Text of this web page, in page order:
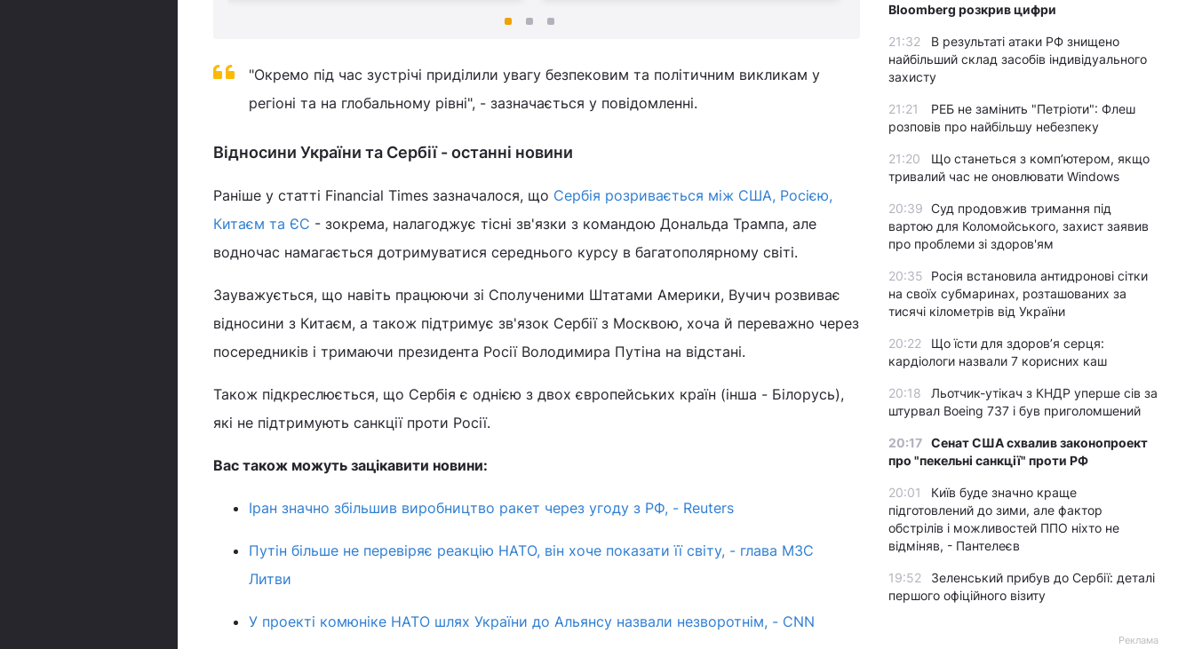
"Окремо під час зустрічі приділили увагу безпековим та політичним викликам у
регіоні та на глобальному рівні", - зазначається у повідомленні.
Відносини України та Сербії - останні новини
Раніше у статті Financial Times зазначалося, що Сербія розривається між США, Росією,
Китаєм та ЄС - зокрема, налагоджує тісні зв'язки з командою Дональда Трампа, але
водночас намагається дотримуватися середнього курсу в багатополярному світі.
Зауважується, що навіть працюючи зі Сполученими Штатами Америки, Вучич розвиває
відносини з Китаєм, а також підтримує зв'язок Сербії з Москвою, хоча й переважно через
посередників і тримаючи президента Росії Володимира Путіна на відстані.
Також підкреслюється, що Сербія є однією з двох європейських країн (інша - Білорусь),
які не підтримують санкції проти Росії.
Вас також можуть зацікавити новини:
Іран значно збільшив виробництво ракет через угоду з РФ, - Reuters
Путін більше не перевіряє реакцію НАТО, він хоче показати її світу, - глава МЗС
Литви
У проекті комюніке НАТО шлях України до Альянсу назвали незворотнім, - CNN
Bloomberg розкрив цифри
21:32
В результаті атаки РФ знищено
найбільший склад засобів індивідуального
захисту
21:21
РЕБ не замінить "Петріоти": Флеш
розповів про найбільшу небезпеку
21:20
Що станеться з комп’ютером, якщо
тривалий час не оновлювати Windows
20:39 Суд продовжив тримання під
вартою для Коломойського, захист заявив
про проблеми зі здоров'ям
20:35
Росія встановила антидронові сітки
на своїх субмаринах, розташованих за
тисячі кілометрів від України
20:22
Що їсти для здоров’я серця:
кардіологи назвали 7 корисних каш
20:18
Льотчик-утікач з КНДР уперше сів за
штурвал Boeing 737 і був приголомшений
20:17 Сенат США схвалив законопроект
про "пекельні санкції" проти РФ
20:01
Київ буде значно краще
підготовлений до зими, але фактор
обстрілів і можливостей ППО ніхто не
відміняв, - Пантелеєв
19:52
Зеленський прибув до Сербії: деталі
першого офіційного візиту
Реклама